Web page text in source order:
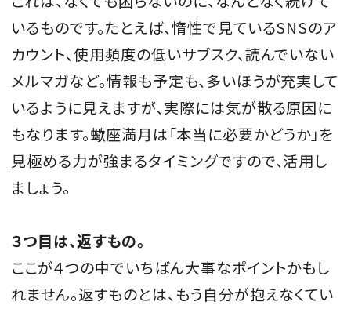
いるものです。たとえば、惰性で見ているSNSのア
カウント、使用頻度の低いサブスク、読んでいない
メルマガなど。情報も予定も、多いほうが充実して
いるように見えますが、実際には気が散る原因に
もなります。蠍座満月は「本当に必要かどうか」を
見極める力が強まるタイミングですので、活用し
ましょう。
３つ目は、返すもの。
ここが４つの中でいちばん大事なポイントかもし
れません。返すものとは、もう自分が抱えなくてい